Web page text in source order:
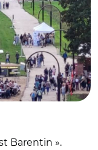
Barentin ».